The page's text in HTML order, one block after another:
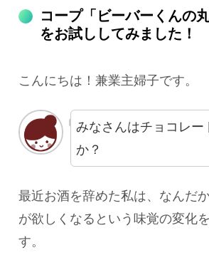
コープ「ビーバーくんの
をお試ししてみました！
こんにちは！兼業主婦子です。
みなさんはチョコレー
か？
最近お酒を辞めた私は、なんだ
が欲しくなるという味覚の変化
す。